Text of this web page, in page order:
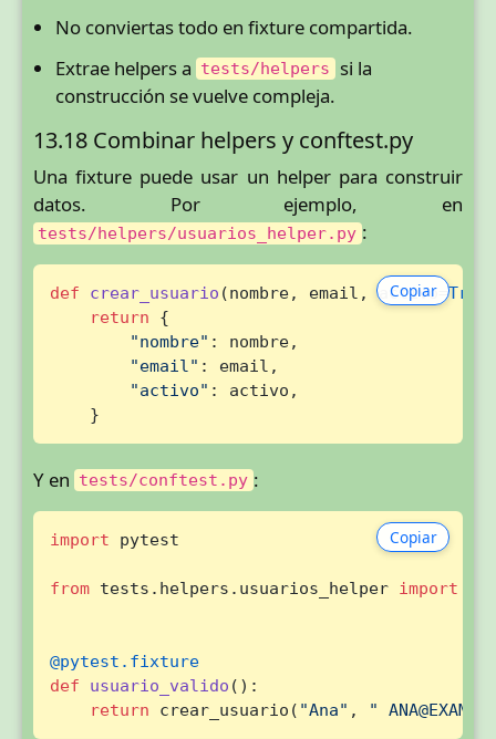
No conviertas todo en fixture compartida.
Extrae helpers a tests/helpers si la
construcción se vuelve compleja.
13.18 Combinar helpers y conftest.py
Una fixture puede usar un helper para construir
datos. Por ejemplo, en
tests/helpers/usuarios_helper.py :
Copiar
def crear_usuario (nombre, email, activo=True
return {
"nombre" : nombre,
"email" : email,
"activo" : activo,
    }
Y en tests/conftest.py :
Copiar
import pytest
from tests.helpers.usuarios_helper import
@pytest.fixture
def
usuario_valido ():
return crear_usuario( "Ana" , "